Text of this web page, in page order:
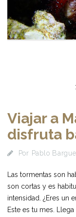
Viajar a
disfruta
Por Pablo
Las tormentas son
son cortas y es
intensidad. ¿Eres un
Este es tu mes.